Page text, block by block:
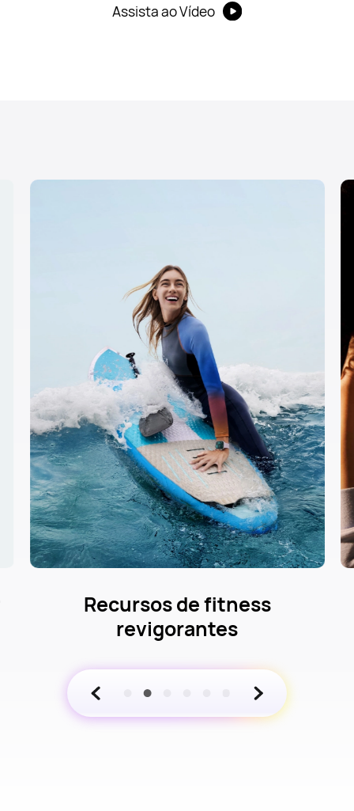
Assista ao Vídeo
Recursos de fitness
revigorantes